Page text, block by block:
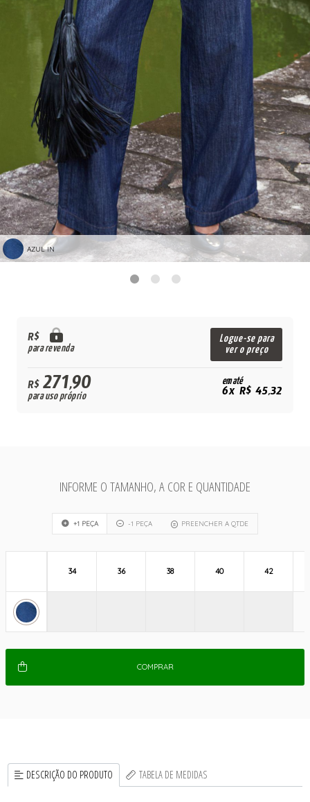
AZUL IN
R$
para revenda
Logue-se para
ver o preço
R$271,90
para uso próprio
em até
6x R$ 45,32
INFORME O TAMANHO, A COR E QUANTIDADE
+1 PEÇA -1 PEÇA PREENCHER A QTDE
34 36 38 40 42
COMPRAR
DESCRIÇÃO DO PRODUTO TABELA DE MEDIDAS